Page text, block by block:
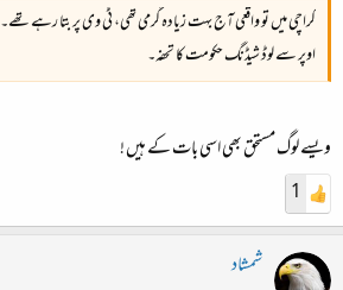
کراچی میں تو واقعی آج بہت زیادہ گرمی تھی، ٹی وی پر بتا رہے تھے۔
اوپر سے لوڈ شیڈنگ حکومت کا تحفہ۔
ویسے لوگ مستحق بھی اسی بات کے ہیں !
1
شمشاد